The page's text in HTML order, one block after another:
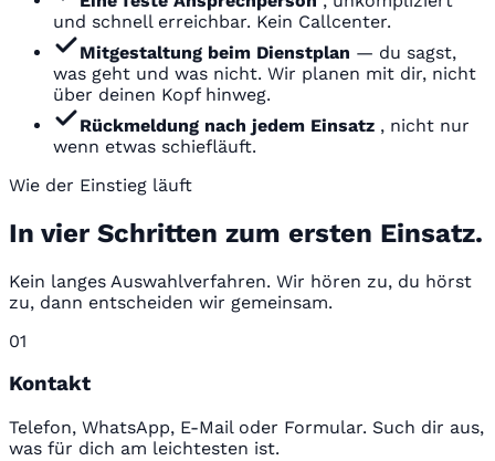
und schnell erreichbar. Kein Callcenter.
Mitgestaltung beim Dienstplan — du sagst,
was geht und was nicht. Wir planen mit dir, nicht
über deinen Kopf hinweg.
Rückmeldung nach jedem Einsatz , nicht nur
wenn etwas schiefläuft.
Wie der Einstieg läuft
In vier Schritten zum ersten Einsatz.
Kein langes Auswahlverfahren. Wir hören zu, du hörst
zu, dann entscheiden wir gemeinsam.
01
Kontakt
Telefon, WhatsApp, E-Mail oder Formular. Such dir aus,
was für dich am leichtesten ist.